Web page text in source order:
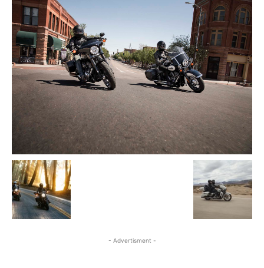
- Advertisment -